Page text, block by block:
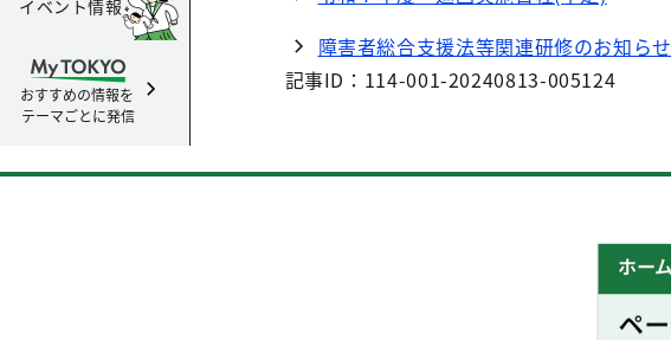
イベント情報
おすすめの情報を
テーマごとに発信
障害者総合支援法等関連研修のお知らせ
記事ID：114-001-20240813-005124